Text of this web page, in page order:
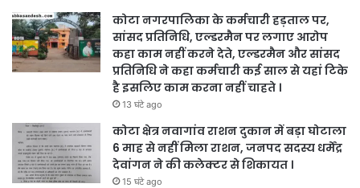
कोटा नगरपालिका के कर्मचारी हड़ताल पर,
सांसद प्रतिनिधि, एल्डरमैन पर लगाए आरोप
कहा काम नहीं करने देते, एल्डरमैन और सांसद
प्रतिनिधि ने कहा कर्मचारी कई साल से यहां टिके
है इसलिए काम करना नहीं चाहते ।
13 घंटे ago
कोटा क्षेत्र नवागांव राशन दुकान में बड़ा घोटाला
6 माह से नहीं मिला राशन, जनपद सदस्य धर्मेंद्र
देवांगन ने की कलेक्टर से शिकायत ।
15 घंटे ago